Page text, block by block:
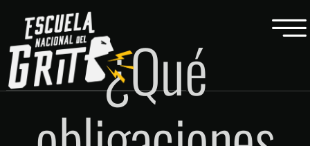
¿Qué